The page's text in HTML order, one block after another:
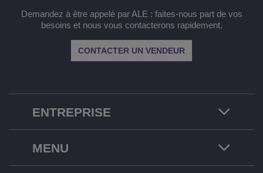
ENTREPRISE
Demandez à être appelé par ALE : faites-nous part de vos
besoins et nous vous contacterons rapidement.
CONTACTER UN VENDEUR
MENU